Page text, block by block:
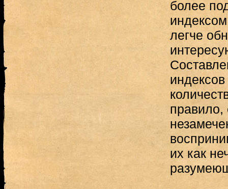
более
легче
индексов
правило,
их как